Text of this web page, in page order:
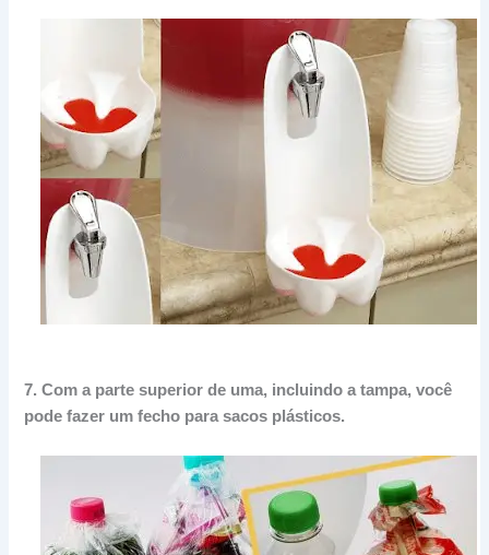
7.Com a parte superior de uma, incluindo a tampa, você
pode fazer um fecho para sacos plásticos.